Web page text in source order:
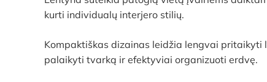
kurti individualų interjero stilių.
Kompaktiškas dizainas leidžia lengvai pritaikyti
palaikyti tvarką ir efektyviai organizuoti erdvę.